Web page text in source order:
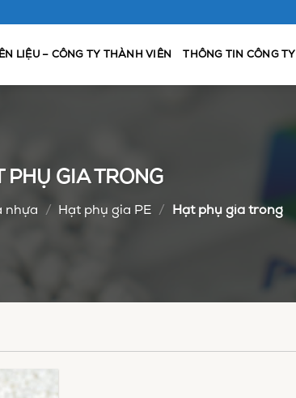
LIỆU – CÔNG TY THÀNH VIÊN THÔNG TIN CÔNG TY
PHỤ GIA TRONG
nhựa / Hạt phụ gia PE / Hạt phụ gia trong